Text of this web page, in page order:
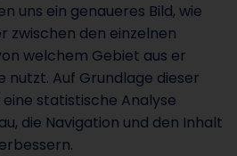
uns ein genaueres Bild, wie
zwischen den einzelnen
welchem Gebiet aus er
nutzt. Auf Grundlage dieser
statistische Analyse
die Navigation und den Inhalt